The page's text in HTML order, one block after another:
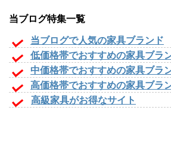
当ブログ特集一覧
当ブログで人気の家具ブランド
低価格帯でおすすめの家具ブラ
中価格帯でおすすめの家具ブラ
高価格帯でおすすめの家具ブラ
高級家具がお得なサイト